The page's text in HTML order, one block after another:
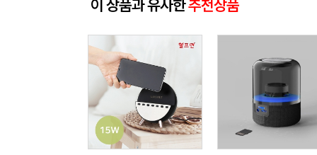
이 상품과 유사한추천상품